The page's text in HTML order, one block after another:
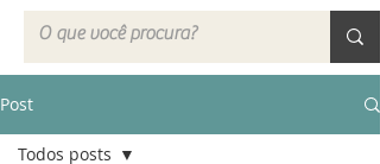
Post
Todos posts